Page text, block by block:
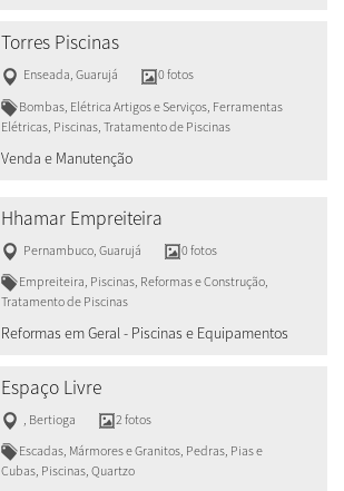
Torres Piscinas
Enseada, Guarujá
0 fotos
Bombas, Elétrica Artigos e Serviços, Ferramentas
Elétricas, Piscinas, Tratamento de Piscinas
Venda e Manutenção
Hhamar Empreiteira
Pernambuco, Guarujá
0 fotos
Empreiteira, Piscinas, Reformas e Construção,
Tratamento de Piscinas
Reformas em Geral - Piscinas e Equipamentos
Espaço Livre
Bertioga
2 fotos
Escadas, Mármores e Granitos, Pedras, Pias e
Cubas, Piscinas, Quartzo